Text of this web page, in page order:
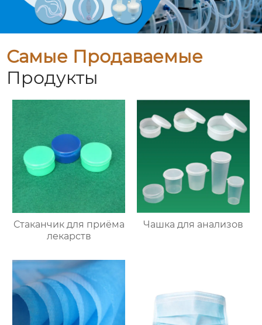
Самые Продаваемые
Продукты
Стаканчик для приёма
лекарств
Чашка для анализов